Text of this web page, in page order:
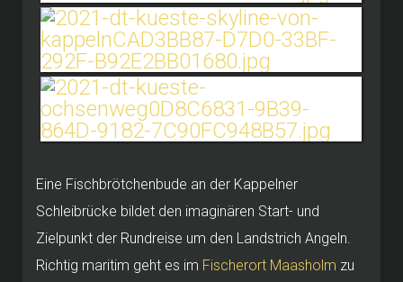
Eine Fischbrötchenbude an der Kappelner
Schleibrücke bildet den imaginären Start- und
Zielpunkt der Rundreise um den Landstrich Angeln.
Richtig maritim geht es im Fischerort Maasholm zu